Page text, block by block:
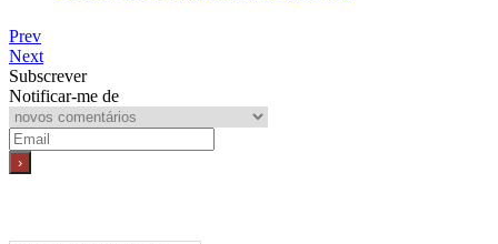
Prev
Next
Subscrever
Notificar-me de